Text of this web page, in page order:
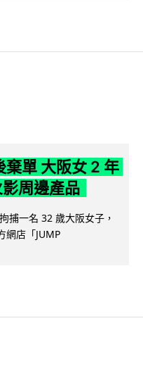
單 大阪女 2 年
周邊產品
捕一名 32 歲大阪女子，
網店「JUMP